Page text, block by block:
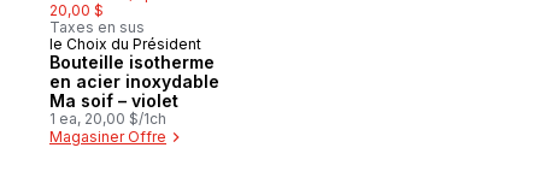
20,00 $
Taxes en sus
Coup de cœur
le Choix du Président
Bouteille isotherme
en acier inoxydable
Ma soif – violet
1 ea, 20,00 $/1ch
Magasiner Offre